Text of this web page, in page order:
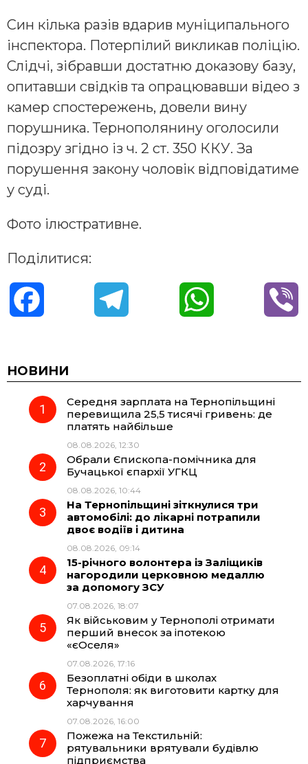
Син кілька разів вдарив муніципального
інспектора. Потерпілий викликав поліцію.
Слідчі, зібравши достатню доказову базу,
опитавши свідків та опрацювавши відео з
камер спостережень, довели вину
порушника. Тернополянину оголосили
підозру згідно із ч. 2 ст. 350 ККУ. За
порушення закону чоловік відповідатиме
у суді.
Фото ілюстративне.
Поділитися:
c
e
o
o
e
r
a
t
p
НОВИНИ
Середня зарплата на Тернопільщині
перевищила 25,5 тисячі гривень: де
платять найбільше
08.08.2026, 12:30
Обрали Єпископа-помічника для
Бучацької єпархії УГКЦ
08.08.2026, 10:44
На Тернопільщині зіткнулися три
автомобілі: до лікарні потрапили
двоє водіїв і дитина
08.08.2026, 09:14
15-річного волонтера із Заліщиків
нагородили церковною медаллю
за допомогу ЗСУ
07.08.2026, 18:07
Як військовим у Тернополі отримати
перший внесок за іпотекою
«єОселя»
07.08.2026, 17:16
Безоплатні обіди в школах
Тернополя: як виготовити картку для
харчування
07.08.2026, 16:00
Пожежа на Текстильній:
рятувальники врятували будівлю
підприємства